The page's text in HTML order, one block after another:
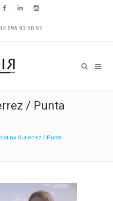
696 93 50 97
/ Punta
Gutierrez / Punta